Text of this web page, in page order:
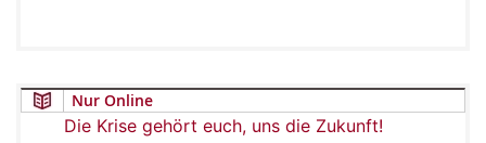
Nur Online
Die Krise gehört euch, uns die Zukunft!